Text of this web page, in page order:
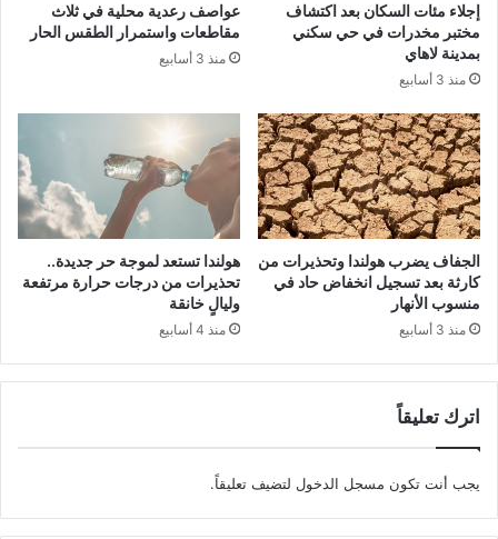
إجلاء مئات السكان بعد اكتشاف
مختبر مخدرات في حي سكني
بمدينة لاهاي
منذ 3 أسابيع
عواصف رعدية محلية في ثلاث
مقاطعات واستمرار الطقس الحار
منذ 3 أسابيع
الجفاف يضرب هولندا وتحذيرات من
كارثة بعد تسجيل انخفاض حاد في
منسوب الأنهار
منذ 3 أسابيع
هولندا تستعد لموجة حر جديدة..
تحذيرات من درجات حرارة مرتفعة
وليالٍ خانقة
منذ 4 أسابيع
اترك تعليقاً
يجب أنت تكون مسجل الدخول لتضيف تعليقاً.